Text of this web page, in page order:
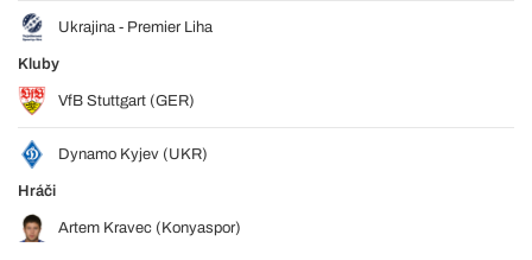
Ukrajina - Premier Liha
Kluby
VfB Stuttgart (GER)
Dynamo Kyjev (UKR)
Hráči
Artem Kravec (Konyaspor)